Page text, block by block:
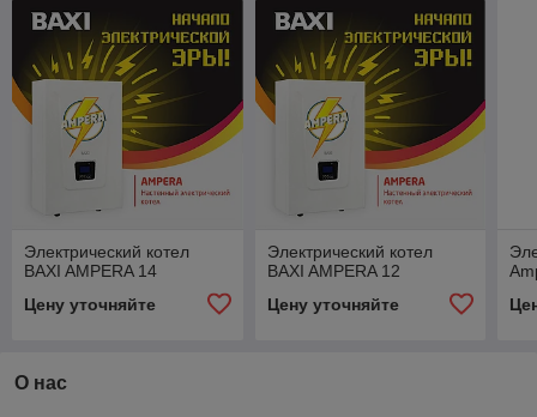
Электрический котел
BAXI AMPERA 14
Цену уточняйте
Электрический котел
BAXI AMPERA 12
Цену уточняйте
О нас